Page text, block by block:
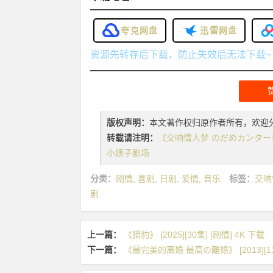
夸克网盘 迅雷网盘
资源先转存后下载，防止失效后无法下载~
版权声明：本文著作权归原作者所有，欢迎
转载请注明：
《交响情人梦 のだめカンタ
小姨子剧场
分类： 剧情 喜剧 日剧 爱情 音乐 标签： 交
剧
上一篇：
《猎豹》 [2025][30集] [剧情] 4K 下载
下一篇：
《最完美的离婚 最高の離婚》